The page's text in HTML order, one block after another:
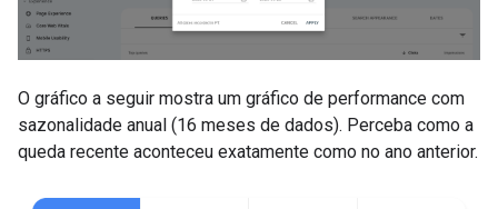
O gráfico a seguir mostra um gráfico de performance com
sazonalidade anual (16 meses de dados). Perceba como a
queda recente aconteceu exatamente como no ano anterior.